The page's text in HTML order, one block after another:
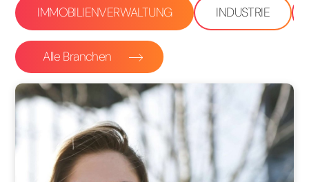
IMMOBILIENVERWALTUNG INDUSTRIE
Alle Branchen